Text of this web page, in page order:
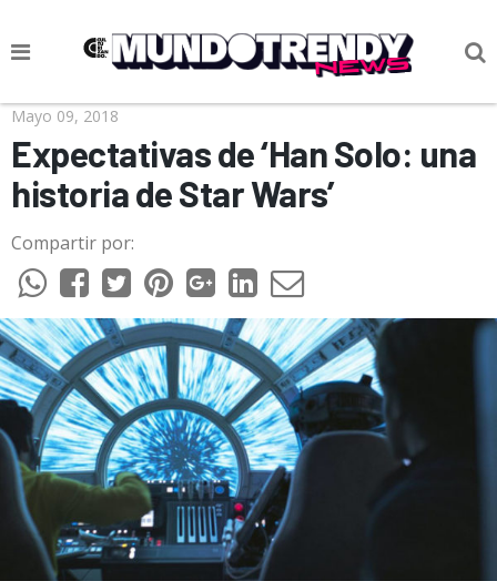
NOTICIAS
CULTURA POP
CIENCIA Y TECNOLOGÍA
VIDA
SOCIEDAD
CULTURIZANDO.COM
Mayo 09, 2018
Expectativas de ‘Han Solo: una
historia de Star Wars’
Compartir por: